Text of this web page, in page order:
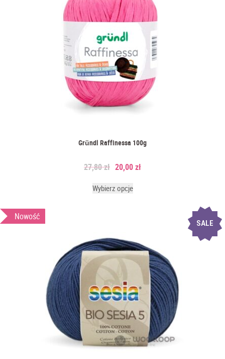
Gründl Raffinessa 100g
27,80zł 20,00zł
Wybierz opcje
SALE
Nowość